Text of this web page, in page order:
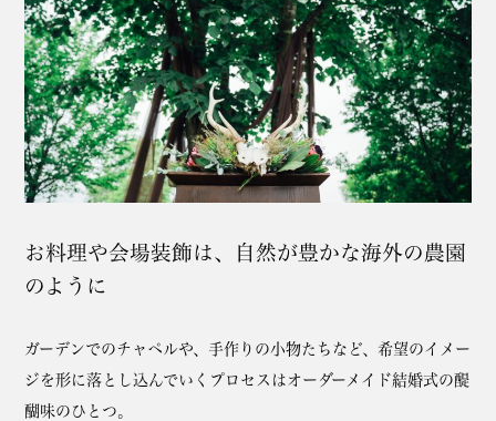
お料理や会場装飾は、自然が豊かな海外の農園
のように
ガーデンでのチャペルや、手作りの小物たちなど、希望のイメー
ジを形に落とし込んでいくプロセスはオーダーメイド結婚式の醍
醐味のひとつ。